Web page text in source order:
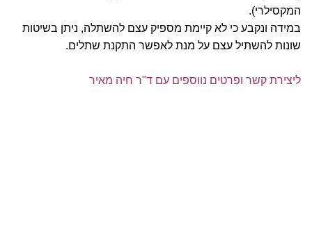
המקסילרי).
במידה ונקבע כי לא קיימת מספיק עצם להשתלה, ניתן בשיטות
שונות להשתיל עצם על מנת לאפשר התקנת שתלים.
ליצירת קשר ופרטים נווספים עם ד"ר חיה מאיר